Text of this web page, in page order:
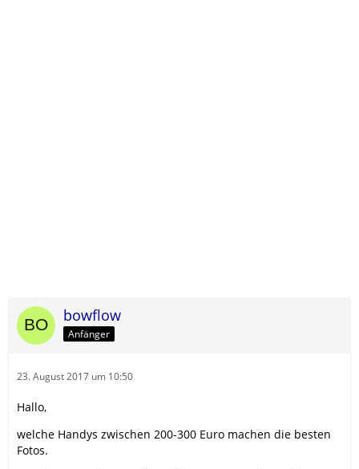
bowflow
Anfänger
23. August 2017 um 10:50
Hallo,
welche Handys zwischen 200-300 Euro machen die besten
Fotos.